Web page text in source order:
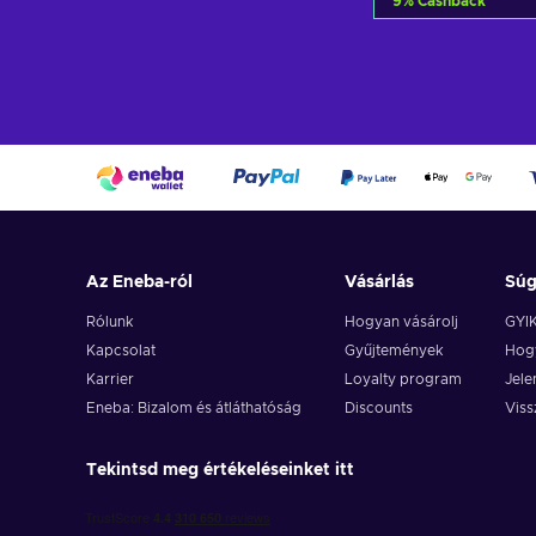
Az Eneba-ról
Rólunk
Kapcsolat
Karrier
Eneba: Bizalom és átláthatóság
Vásárlás
Hogyan vásárolj
Gyűjtemények
Loyalty program
Discounts
Tekintsd meg értékeléseinket itt